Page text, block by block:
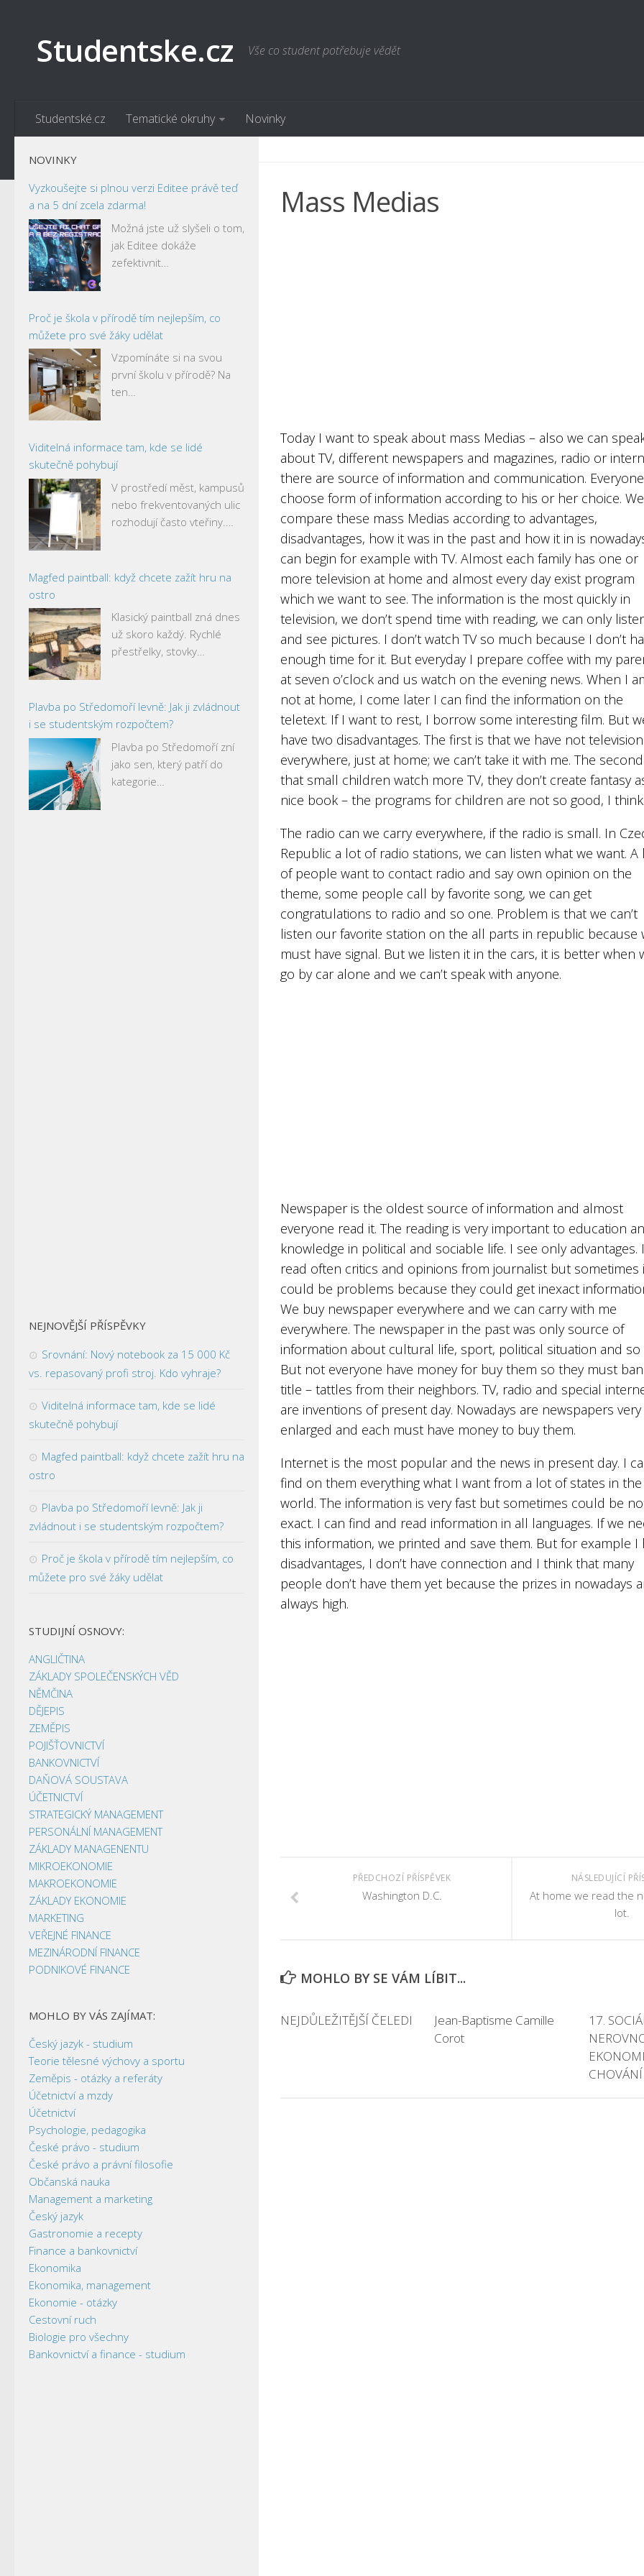
Studentske.cz Vše co student potřebuje vědět
Studentské.cz Tematické okruhy Novinky
Mass Medias
Today I want to speak about mass Medias – also we can
about TV, different newspapers and magazines, radio or
there are source of information and communication. Everyone
choose form of information according to his or her choice.
compare these mass Medias according to advantages,
disadvantages, how it was in the past and how it in is
can begin for example with TV. Almost each family has one or
more television at home and almost every day exist program
which we want to see. The information is the most quickly in
television, we don’t spend time with reading, we can only
and see pictures. I don’t watch TV so much because I don’t
enough time for it. But everyday I prepare coffee with my
at seven o’clock and us watch on the evening news. When I
not at home, I come later I can find the information on the
teletext. If I want to rest, I borrow some interesting film. But
have two disadvantages. The first is that we have not television
everywhere, just at home; we can’t take it with me. The
that small children watch more TV, they don’t create fantasy
nice book – the programs for children are not so good, I think.
The radio can we carry everywhere, if the radio is small. In
Republic a lot of radio stations, we can listen what we want. A
of people want to contact radio and say own opinion on the
theme, some people call by favorite song, we can get
congratulations to radio and so one. Problem is that we can’t
listen our favorite station on the all parts in republic because
must have signal. But we listen it in the cars, it is better when
go by car alone and we can’t speak with anyone.
Newspaper is the oldest source of information and almost
everyone read it. The reading is very important to education
knowledge in political and sociable life. I see only advantages. I
read often critics and opinions from journalist but sometimes
could be problems because they could get inexact
We buy newspaper everywhere and we can carry with me
everywhere. The newspaper in the past was only source of
information about cultural life, sport, political situation and so
But not everyone have money for buy them so they must
title – tattles from their neighbors. TV, radio and special
are inventions of present day. Nowadays are newspapers very
enlarged and each must have money to buy them.
Internet is the most popular and the news in present day. I
find on them everything what I want from a lot of states in the
world. The information is very fast but sometimes could be
exact. I can find and read information in all languages. If we
this information, we printed and save them. But for example I
disadvantages, I don’t have connection and I think that many
people don’t have them yet because the prizes in nowadays
always high.
NÁSLEDUJÍCÍ
At home we read the
lot.
PŘEDCHOZÍ PŘÍSPĚVEK
Washington D.C.
MOHLO BY SE VÁM LÍBIT...
NEJDŮLEŽITĚJŠÍ ČELEDI
Jean-Baptisme Camille
Corot
17.
CHOVÁNÍ
NOVINKY
Vyzkoušejte si plnou verzi Editee právě teď
a na 5 dní zcela zdarma!
Možná jste už slyšeli o tom,
jak Editee dokáže
zefektivnit…
Proč je škola v přírodě tím nejlepším, co
můžete pro své žáky udělat
Vzpomínáte si na svou
první školu v přírodě? Na
ten…
Viditelná informace tam, kde se lidé
skutečně pohybují
V prostředí měst, kampusů
nebo frekventovaných ulic
rozhodují často vteřiny.…
Magfed paintball: když chcete zažít hru na
ostro
Klasický paintball zná dnes
už skoro každý. Rychlé
přestřelky, stovky…
Plavba po Středomoří levně: Jak ji zvládnout
i se studentským rozpočtem?
Plavba po Středomoří zní
jako sen, který patří do
kategorie…
NEJNOVĚJŠÍ PŘÍSPĚVKY
Srovnání: Nový notebook za 15 000 Kč
vs. repasovaný profi stroj. Kdo vyhraje?
Viditelná informace tam, kde se lidé
skutečně pohybují
Magfed paintball: když chcete zažít hru na
ostro
Plavba po Středomoří levně: Jak ji
zvládnout i se studentským rozpočtem?
Proč je škola v přírodě tím nejlepším, co
můžete pro své žáky udělat
STUDIJNÍ OSNOVY:
ANGLIČTINA
ZÁKLADY SPOLEČENSKÝCH VĚD
NĚMČINA
DĚJEPIS
ZEMĚPIS
POJIŠŤOVNICTVÍ
BANKOVNICTVÍ
DAŇOVÁ SOUSTAVA
ÚČETNICTVÍ
STRATEGICKÝ MANAGEMENT
PERSONÁLNÍ MANAGEMENT
ZÁKLADY MANAGENENTU
MIKROEKONOMIE
MAKROEKONOMIE
ZÁKLADY EKONOMIE
MARKETING
VEŘEJNÉ FINANCE
MEZINÁRODNÍ FINANCE
PODNIKOVÉ FINANCE
MOHLO BY VÁS ZAJÍMAT:
Český jazyk - studium
Teorie tělesné výchovy a sportu
Zeměpis - otázky a referáty
Účetnictví a mzdy
Účetnictví
Psychologie, pedagogika
České právo - studium
České právo a právní filosofie
Občanská nauka
Management a marketing
Český jazyk
Gastronomie a recepty
Finance a bankovnictví
Ekonomika
Ekonomika, management
Ekonomie - otázky
Cestovní ruch
Biologie pro všechny
Bankovnictví a finance - studium